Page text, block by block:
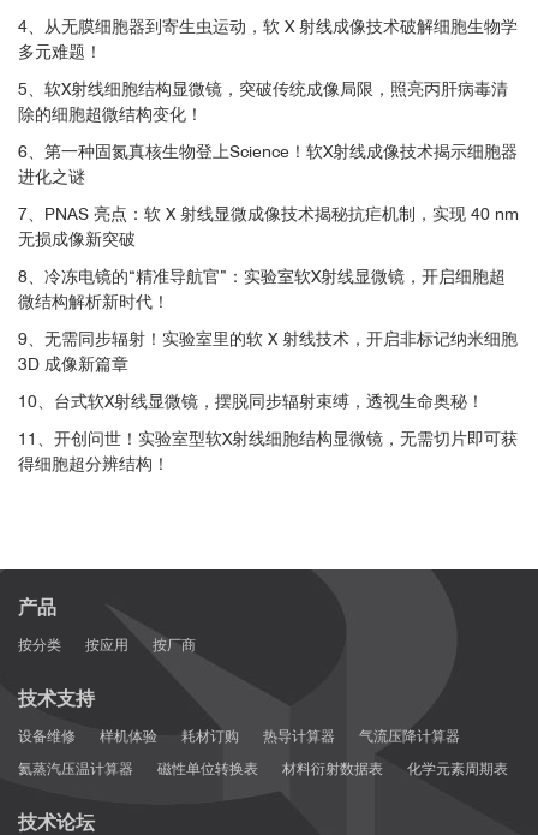
4、从无膜细胞器到寄生虫运动，软 X 射线成像技术破解细胞生物学
多元难题！
5、软X射线细胞结构显微镜，突破传统成像局限，照亮丙肝病毒清
除的细胞超微结构变化！
6、第一种固氮真核生物登上Science！软X射线成像技术揭示细胞器
进化之谜
7、PNAS 亮点：软 X 射线显微成像技术揭秘抗疟机制，实现 40 nm
无损成像新突破
8、冷冻电镜的“精准导航官”：实验室软X射线显微镜，开启细胞超
微结构解析新时代！
9、无需同步辐射！实验室里的软 X 射线技术，开启非标记纳米细胞
3D 成像新篇章
10、台式软X射线显微镜，摆脱同步辐射束缚，透视生命奥秘！
11、开创问世！实验室型软X射线细胞结构显微镜，无需切片即可获
得细胞超分辨结构！
产品
按分类 按应用 按厂商
技术支持
设备维修 样机体验 耗材订购 热导计算器
气流压降计算器
氦蒸汽压温计算器
磁性单位转换表 材料衍射数据表 化学元素周期表
技术论坛